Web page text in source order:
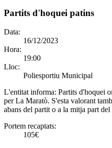
Partits d'hoquei patins
Data:
16/12/2023
Hora:
19:00
Lloc:
Poliesportiu Municipal
L'entitat informa: Partits d'hoquei
per La Maratò. S'esta valorant
abans del partit o a la mitja part del
Portem recaptats:
105€